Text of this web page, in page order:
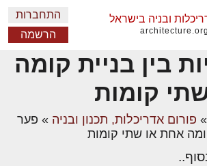
ובניה בישראל
התחברות
הרשמה
בין בניית קומה
קומות
» פורום אדריכלות, תכנון ובניה » פער
אחת או שתי קומות